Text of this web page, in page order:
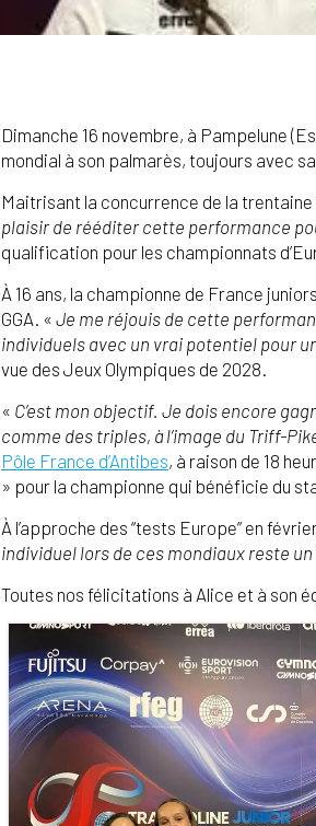
Dimanche 16 novembre, à Pampelune
mondial à son palmarès, toujours avec
Maitrisant la concurrence de la
plaisir de rééditer cette performance
qualification pour les championnats
À 16 ans, la championne de France
GGA. « Je me réjouis de cette
individuels avec un vrai potentiel pour
vue des Jeux Olympiques de 2028.
« C’est mon objectif. Je dois encore
comme des triples, à l’image du Triff-
Pôle France d’Antibes, à raison de 18
» pour la championne qui bénéficie du
À l’approche des “tests Europe” en
individuel lors de ces mondiaux reste
Toutes nos félicitations à Alice et à son